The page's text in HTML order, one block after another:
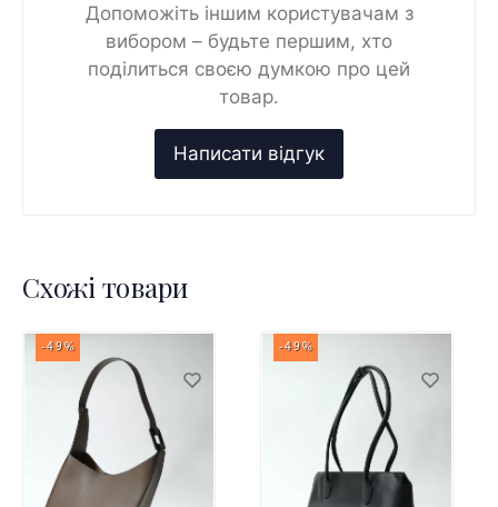
Допоможіть іншим користувачам з
вибором – будьте першим, хто
поділиться своєю думкою про цей
товар.
Схожі товари
-49% -49%